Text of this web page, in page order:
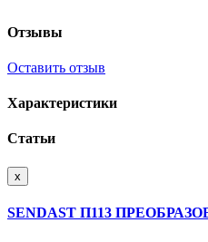
Отзывы
Оставить отзыв
Характеристики
Статьи
x
SENDAST П113